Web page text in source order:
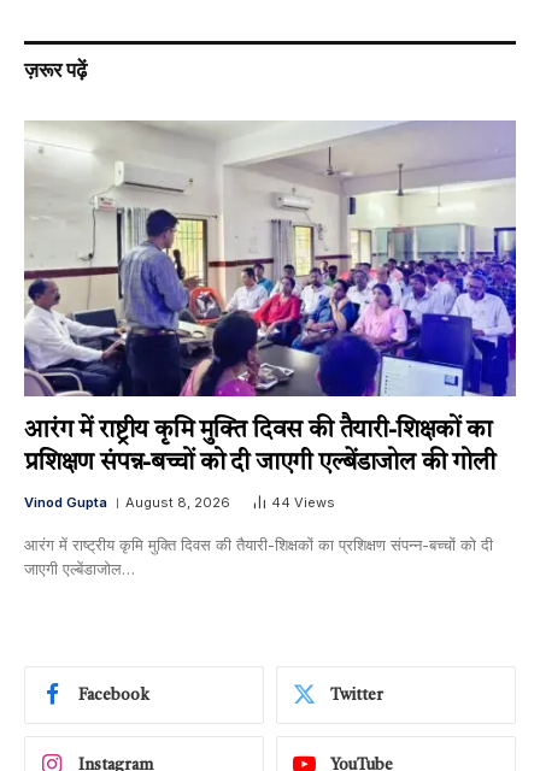
ज़रूर पढ़ें
आरंग में राष्ट्रीय कृमि मुक्ति दिवस की तैयारी-शिक्षकों का
प्रशिक्षण संपन्न-बच्चों को दी जाएगी एल्बेंडाजोल की गोली
Vinod Gupta August 8, 2026 44 Views
आरंग में राष्ट्रीय कृमि मुक्ति दिवस की तैयारी-शिक्षकों का प्रशिक्षण संपन्न-बच्चों को दी
जाएगी एल्बेंडाजोल…
Facebook Twitter
Instagram YouTube